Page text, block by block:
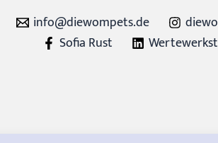
info@diewompets.de
Sofia Rust